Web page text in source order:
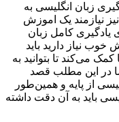
زبان انگلیسی به
نیازمند یک اموزش
یادگیری کامل زبان
نیاز دارید باید
می‌کند تا بتوانید به
در این مطلب قصد
از پایه و همین‌طور
باید به آن دقت داشته